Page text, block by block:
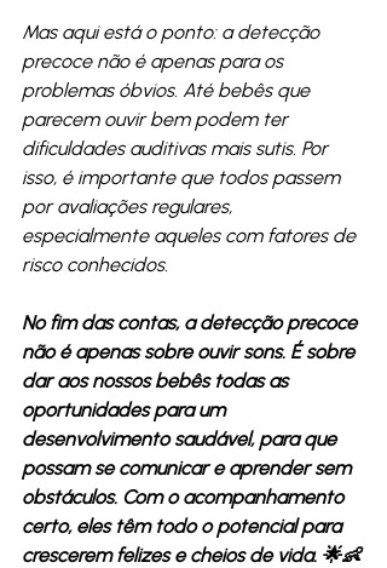
Mas aqui está o ponto: a detecção
precoce não é apenas para os
problemas óbvios. Até bebês que
parecem ouvir bem podem ter
dificuldades auditivas mais sutis. Por
isso, é importante que todos passem
por avaliações regulares,
especialmente aqueles com fatores de
risco conhecidos.
No fim das contas, a detecção precoce
não é apenas sobre ouvir sons. É sobre
dar aos nossos bebês todas as
oportunidades para um
desenvolvimento saudável, para que
possam se comunicar e aprender sem
obstáculos. Com o acompanhamento
certo, eles têm todo o potencial para
crescerem felizes e cheios de vida. 🌟👶